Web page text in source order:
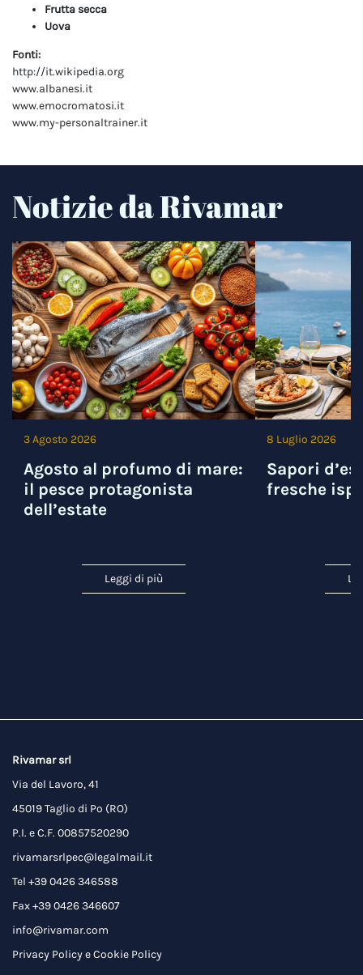
Frutta secca
Uova
Fonti:
http://it.wikipedia.org
www.albanesi.it
www.emocromatosi.it
www.my-personaltrainer.it
Notizie da Rivamar
3 Agosto 2026
Agosto al profumo di mare:
il pesce protagonista
dell’estate
Leggi di più
8 Luglio 2026
Sapori
fresche
Rivamar srl
Via del Lavoro, 41
45019 Taglio di Po (RO)
P.I. e C.F. 00857520290
rivamarsrlpec@legalmail.it
Tel +39 0426 346588
Fax +39 0426 346607
info@rivamar.com
Privacy PolicyeCookie Policy